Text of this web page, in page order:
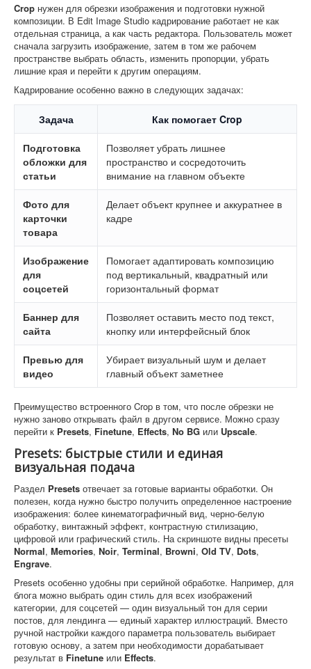
Crop нужен для обрезки изображения и подготовки нужной
композиции. В Edit Image Studio кадрирование работает не как
отдельная страница, а как часть редактора. Пользователь может
сначала загрузить изображение, затем в том же рабочем
пространстве выбрать область, изменить пропорции, убрать
лишние края и перейти к другим операциям.
Кадрирование особенно важно в следующих задачах:
Задача Как помогает Crop
Подготовка
обложки для
статьи
Позволяет убрать лишнее
пространство и сосредоточить
внимание на главном объекте
Фото для
карточки
товара
Делает объект крупнее и аккуратнее в
кадре
Изображение
для
соцсетей
Помогает адаптировать композицию
под вертикальный, квадратный или
горизонтальный формат
Баннер для
сайта
Позволяет оставить место под текст,
кнопку или интерфейсный блок
Превью для
видео
Убирает визуальный шум и делает
главный объект заметнее
Преимущество встроенного Crop в том, что после обрезки не
нужно заново открывать файл в другом сервисе. Можно сразу
перейти к Presets, Finetune, Effects, No BG или Upscale.
Presets: быстрые стили и единая
визуальная подача
Раздел Presets отвечает за готовые варианты обработки. Он
полезен, когда нужно быстро получить определенное настроение
изображения: более кинематографичный вид, черно-белую
обработку, винтажный эффект, контрастную стилизацию,
цифровой или графический стиль. На скриншоте видны пресеты
Normal, Memories, Noir, Terminal, Browni, Old TV, Dots,
Engrave.
Presets особенно удобны при серийной обработке. Например, для
блога можно выбрать один стиль для всех изображений
категории, для соцсетей — один визуальный тон для серии
постов, для лендинга — единый характер иллюстраций. Вместо
ручной настройки каждого параметра пользователь выбирает
готовую основу, а затем при необходимости дорабатывает
результат в Finetune или Effects.